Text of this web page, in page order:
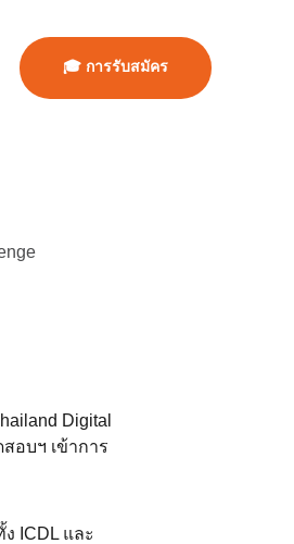
🎓 การรับสมัคร
Digital
อบฯ เข้าการ
ICDL และ